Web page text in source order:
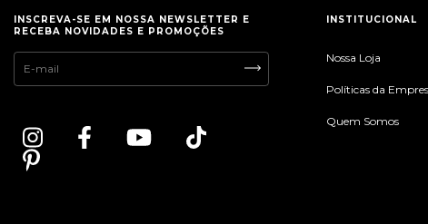
INSCREVA-SE EM NOSSA NEWSLETTER E
RECEBA NOVIDADES E PROMOÇÕES
INSTITUCIONAL
Nossa Loja
Políticas da
Quem Somos